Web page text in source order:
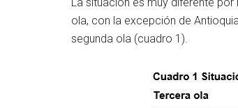
ola, con la excepción de
segunda ola (cuadro 1).